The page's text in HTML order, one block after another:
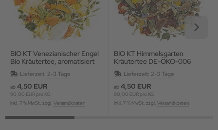
BIO KT Venezianischer Engel
Bio Kräutertee, aromatisiert
DE-ÖKO-006
Lieferzeit: 2-3 Tage
ab 4,50 EUR
90,00 EUR pro KG
inkl. 7 % MwSt. zzgl. Versandkosten
BIO KT Himmelsgarten
Kräutertee DE-ÖKO-006
Lieferzeit: 2-3 Tage
ab 4,50 EUR
90,00 EUR pro KG
inkl. 7 % MwSt. zzgl. Versandkosten